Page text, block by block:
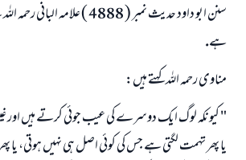
سنن ابو داود حديث نمبر ( 4888 )
ہے.
مناوى رحمہ اللہ كہتے ہيں:
" كيونكہ لوگ ايك دوسرے كى عيب جوئى كرتے ہيں اور
يا پھر تہمت لگتى ہے جس كى كوئى اصل ہى نہيں ہوتى، يا